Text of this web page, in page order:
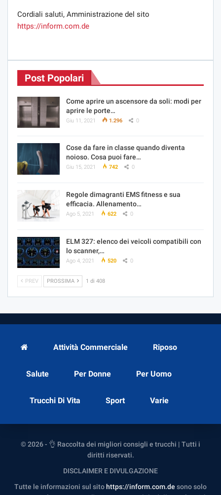
Cordiali saluti, Amministrazione del sito
https://inform.com.de
Post Popolari
Come aprire un ascensore da soli: modi per
aprire le porte…
Giu 11, 2021 1.296 0
Cose da fare in classe quando diventa
noioso. Cosa puoi fare…
Giu 15, 2021 742 0
Regole dimagranti EMS fitness e sua
efficacia. Allenamento…
Ago 5, 2021 622 0
ELM 327: elenco dei veicoli compatibili con
lo scanner,…
Ago 4, 2021 520 0
PREV PROSSIMA 1 di 408
Attività Commerciale Riposo
Salute Per Donne Per Uomo
Trucchi Di Vita Sport Varie
© 2026 - 👌 Raccolta dei migliori consigli e trucchi | Tutti i
diritti riservati.
DISCLAIMER E DIVULGAZIONE
Tutte le informazioni sul sito https://inform.com.de sono solo